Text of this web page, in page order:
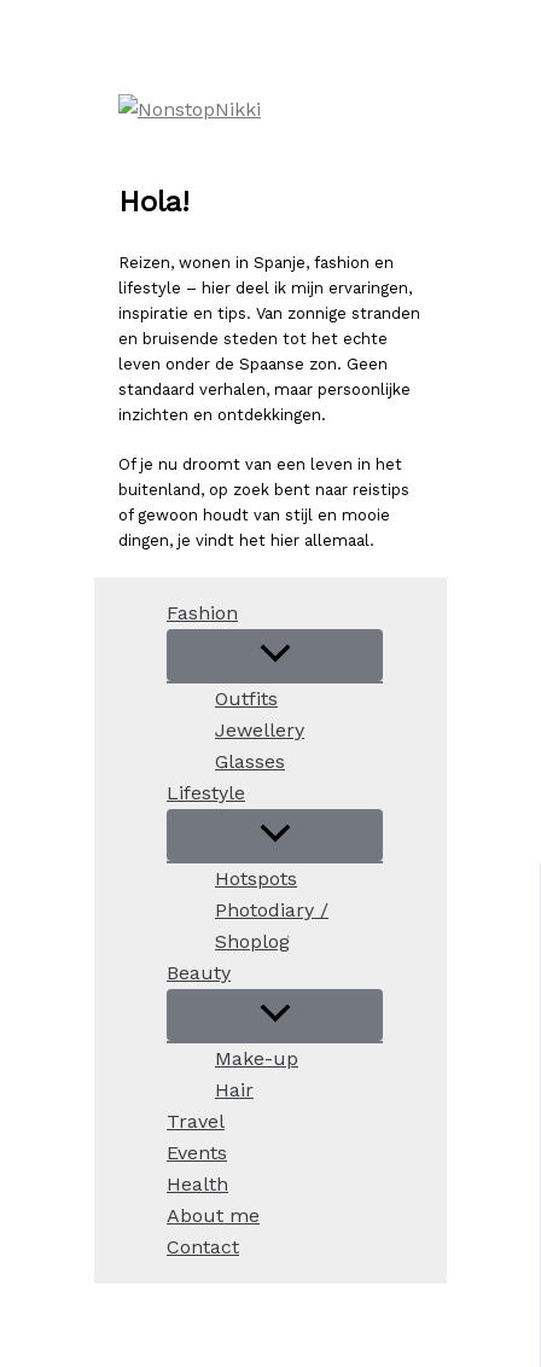
Hola!
Reizen, wonen in Spanje, fashion en
lifestyle – hier deel ik mijn ervaringen,
inspiratie en tips. Van zonnige stranden
en bruisende steden tot het echte
leven onder de Spaanse zon. Geen
standaard verhalen, maar persoonlijke
inzichten en ontdekkingen.
Of je nu droomt van een leven in het
buitenland, op zoek bent naar reistips
of gewoon houdt van stijl en mooie
dingen, je vindt het hier allemaal.
Fashion
Outfits
Jewellery
Glasses
Lifestyle
Hotspots
Photodiary /
Shoplog
Beauty
Make-up
Hair
Travel
Events
Health
About me
Contact